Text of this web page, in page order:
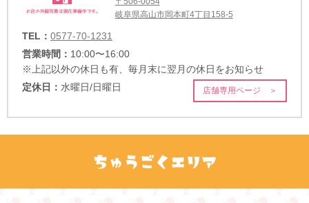
岐阜県高山市岡本町4丁目158-5
TEL： 0577-70-1231
営業時間： 10:00〜16:00
※上記以外の休日も有、毎月末に翌月の休日をお知らせ
定休日： 水曜日/日曜日 店舗専用ページ ＞